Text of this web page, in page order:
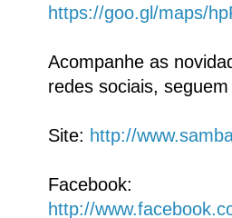
https://goo.gl/maps/
Acompanhe as
redes sociais,
Site: http://
Facebook:
http://